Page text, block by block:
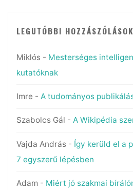
LEGUTÓBBI HOZZÁSZÓLÁSOK
Miklós- Mesterséges
kutatóknak
Imre - A tudományos
Szabolcs Gál - A Wikipédia
Vajda András- Így kerüld el a
7 egyszerű lépésben
Adam - Miért jó szakmai